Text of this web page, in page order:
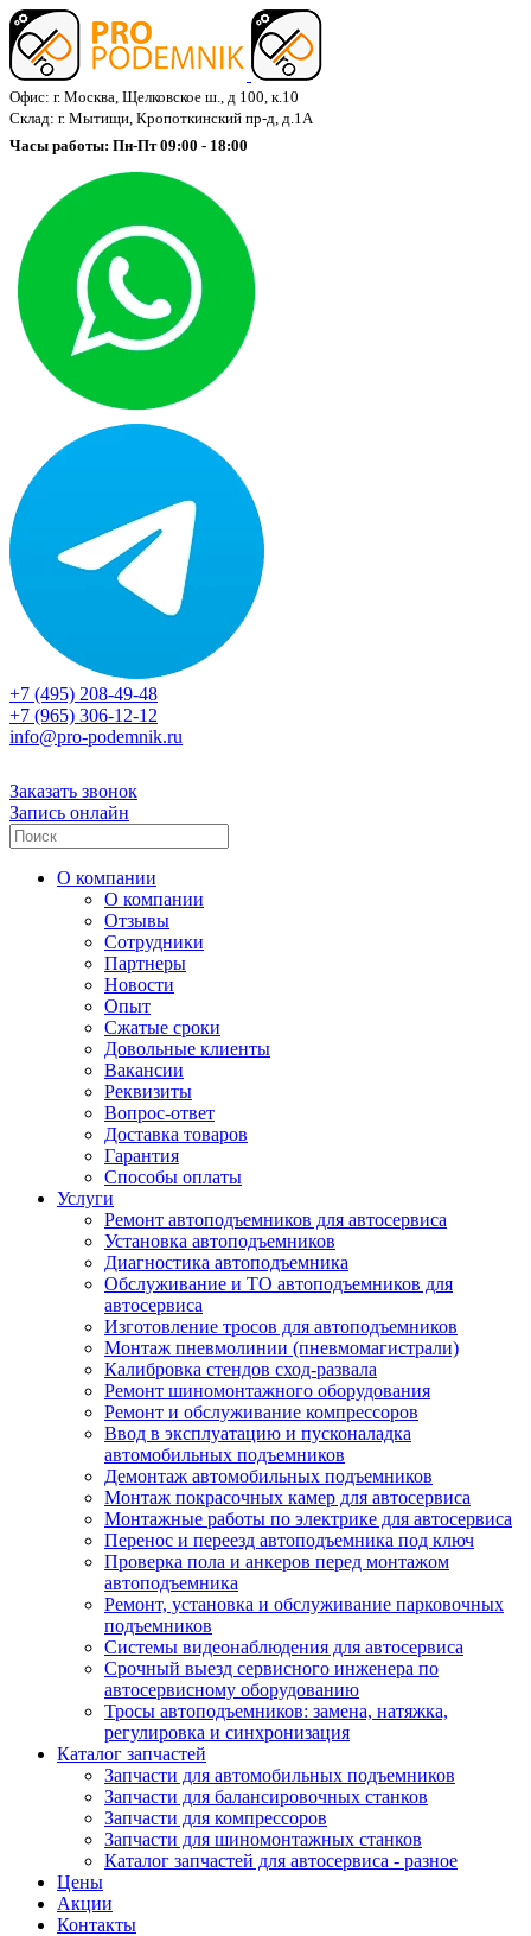
Офис: г. Москва, Щелковское ш., д 100, к.10
Склад: г. Мытищи, Кропоткинский пр-д, д.1А
Часы работы: Пн-Пт 09:00 - 18:00
+7 (495) 208-49-48
+7 (965) 306-12-12
info@pro-podemnik.ru
Заказать звонок
Запись онлайн
О компании
О компании
Отзывы
Сотрудники
Партнеры
Новости
Опыт
Сжатые сроки
Довольные клиенты
Вакансии
Реквизиты
Вопрос-ответ
Доставка товаров
Гарантия
Способы оплаты
Услуги
Ремонт автоподъемников для автосервиса
Установка автоподъемников
Диагностика автоподъемника
Обслуживание и ТО автоподъемников для
автосервиса
Изготовление тросов для автоподъемников
Монтаж пневмолинии (пневмомагистрали)
Калибровка стендов сход-развала
Ремонт шиномонтажного оборудования
Ремонт и обслуживание компрессоров
Ввод в эксплуатацию и пусконаладка
автомобильных подъемников
Демонтаж автомобильных подъемников
Монтаж покрасочных камер для автосервиса
Монтажные работы по электрике для автосервиса
Перенос и переезд автоподъемника под ключ
Проверка пола и анкеров перед монтажом
автоподъемника
Ремонт, установка и обслуживание парковочных
подъемников
Системы видеонаблюдения для автосервиса
Срочный выезд сервисного инженера по
автосервисному оборудованию
Тросы автоподъемников: замена, натяжка,
регулировка и синхронизация
Каталог запчастей
Запчасти для автомобильных подъемников
Запчасти для балансировочных станков
Запчасти для компрессоров
Запчасти для шиномонтажных станков
Каталог запчастей для автосервиса - разное
Цены
Акции
Контакты